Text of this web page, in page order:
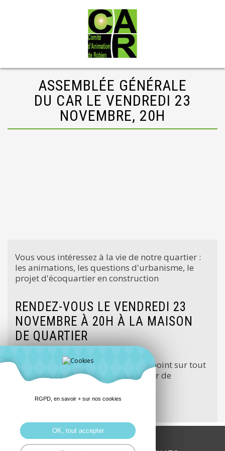
ASSEMBLÉE GÉNÉRALE
DU CAR LE VENDREDI 23
NOVEMBRE, 20H
Vous vous intéressez à la vie de notre quartier :
les animations, les questions d'urbanisme, le
projet d'écoquartier en construction
RENDEZ-VOUS LE VENDREDI 23
NOVEMBRE À 20H À LA MAISON
DE QUARTIER
Nous aurons l'occasion de faire le point sur tout
ce qui a été fait en 2018 et envisager de
nouveaux projets pour 2019
On vous attend..
RGPD, en savoir + sur nos cookies
OK, tout accepter